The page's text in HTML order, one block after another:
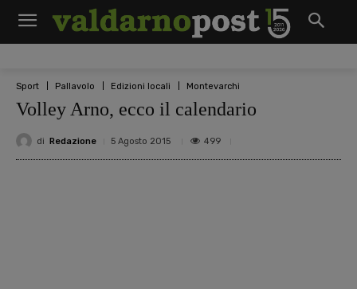
Sport Pallavolo Edizioni locali Montevarchi
Volley Arno, ecco il calendario
di Redazione 5 Agosto 2015 499